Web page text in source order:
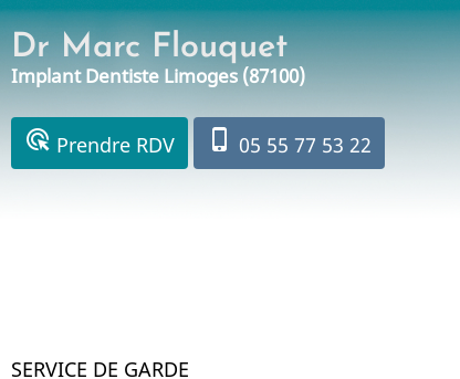
Aller
au
contenu
Dr Marc Flouquet
Implant Dentiste Limoges (87100)
ads_click Prendre RDV phone_iphone 05 55 77 53 22
SERVICE DE GARDE